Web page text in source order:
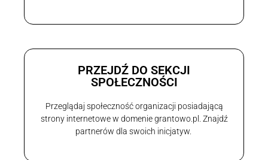
PRZEJDŹ DO SEKCJI
SPOŁECZNOŚCI
Przeglądaj społeczność organizacji posiadającą
strony internetowe w domenie grantowo.pl. Znajdź
partnerów dla swoich inicjatyw.